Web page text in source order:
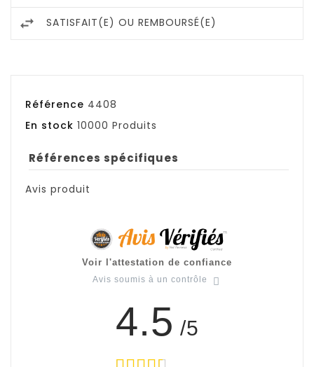
SATISFAIT(E) OU REMBOURSÉ(E)
Référence 4408
En stock 10000 Produits
Références spécifiques
Avis produit
Voir l'attestation de confiance
Avis soumis à un contrôle
4.5 /5